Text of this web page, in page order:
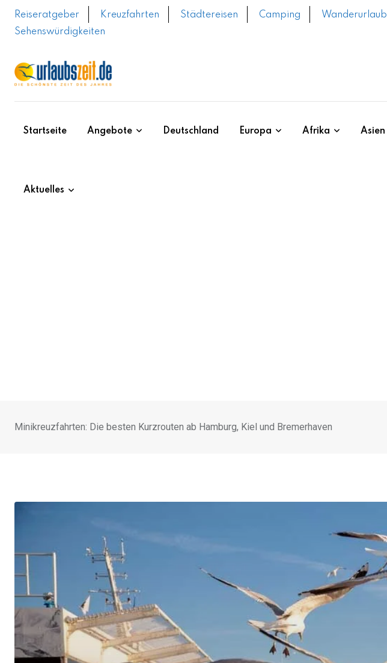
Skip
Reiseratgeber Kreuzfahrten Städtereisen Camping Wanderurlaub
Sehenswürdigkeiten
Startseite Angebote Deutschland Europa Afrika Asien
Aktuelles
Minikreuzfahrten: Die besten Kurzrouten ab Hamburg, Kiel und Bremerhaven